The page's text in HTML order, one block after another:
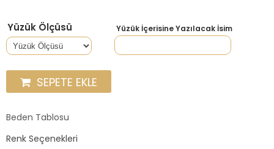
Yüzük Ölçüsü Yüzük İçerisine Yazılacak İsim
SEPETE EKLE
Beden Tablosu
Renk Seçenekleri